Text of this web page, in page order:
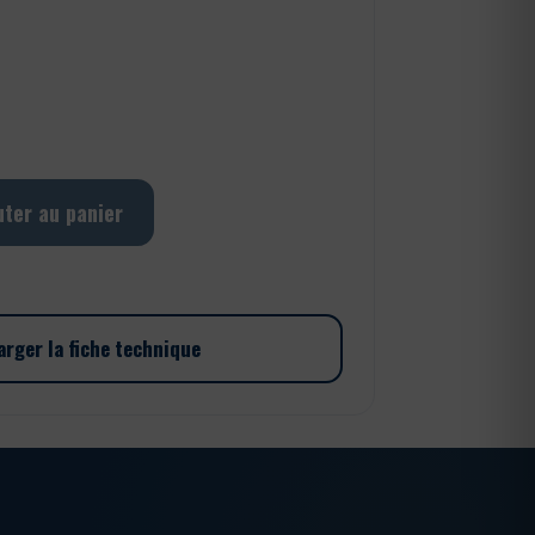
au panier
la fiche technique